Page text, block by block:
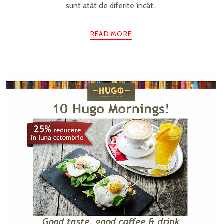
sunt atât de diferite încât..
READ MORE